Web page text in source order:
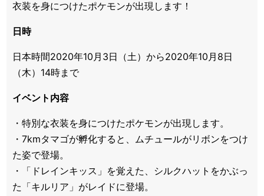
衣装を身につけたポケモンが出現します！
日時
日本時間2020年10月3日（土）から2020年10月8日
（木）14時まで
イベント内容
・特別な衣装を身につけたポケモンが出現します。
・7kmタマゴが孵化すると、ムチュールがリボンをつけ
た姿で登場。
・「ドレインキッス」を覚えた、シルクハットをかぶっ
た「キルリア」がレイドに登場。